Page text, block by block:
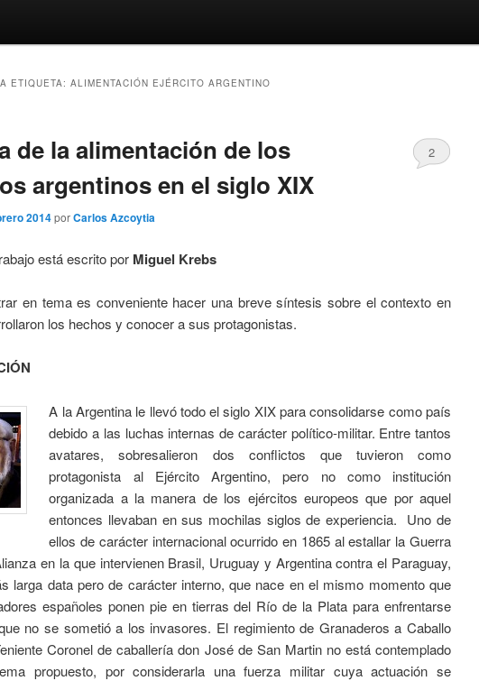
ETIQUETA: ALIMENTACIÓN EJÉRCITO ARGENTINO
de la alimentación de los
argentinos en el siglo XIX
2014porCarlos Azcoytia
2
está escrito por Miguel Krebs
en tema es conveniente hacer una breve síntesis sobre el contexto en
los hechos y conocer a sus protagonistas.
A la Argentina le llevó todo el siglo XIX para consolidarse como país
debido a las luchas internas de carácter político-militar. Entre tantos
avatares, sobresalieron dos conflictos que tuvieron como
protagonista al Ejército Argentino, pero no como institución
organizada a la manera de los ejércitos europeos que por aquel
entonces llevaban en sus mochilas siglos de experiencia. Uno de
ellos de carácter internacional ocurrido en 1865 al estallar la Guerra
en la que intervienen Brasil, Uruguay y Argentina contra el Paraguay,
larga data pero de carácter interno, que nace en el mismo momento que
españoles ponen pie en tierras del Río de la Plata para enfrentarse
no se sometió a los invasores. El regimiento de Granaderos a Caballo
Coronel de caballería don José de San Martin no está contemplado
propuesto, por considerarla una fuerza militar cuya actuación se